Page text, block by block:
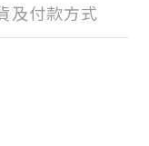
及付款方式